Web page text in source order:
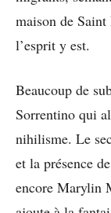
maison de
l’esprit y est.
Beaucoup de
Sorrentino qui
nihilisme. Le
et la présence de
encore Marylin